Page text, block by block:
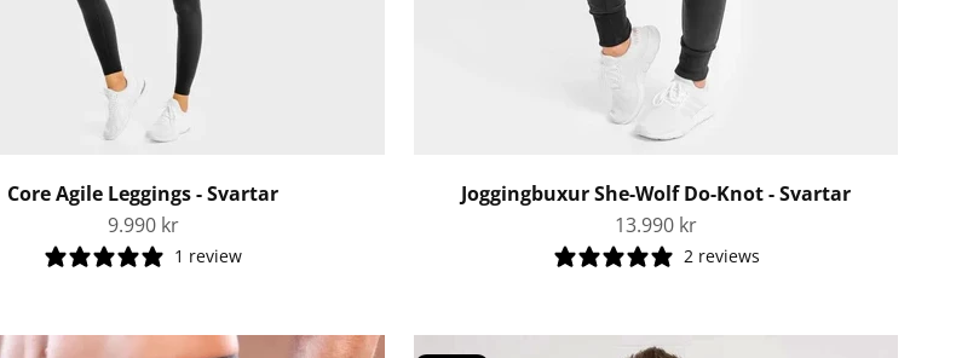
Core Agile Leggings - Svartar
Tilboðsverð
9.990 kr
1 review
Joggingbuxur She-Wolf Do-Knot - Svartar
Tilboðsverð
13.990 kr
2 reviews